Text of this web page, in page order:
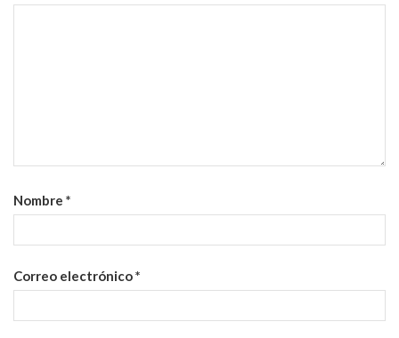
Nombre *
Correo electrónico*